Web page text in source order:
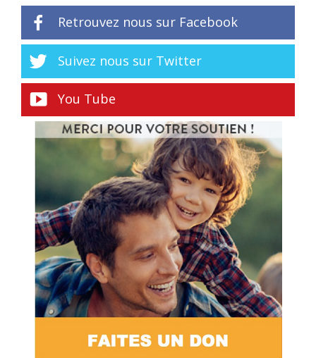
Retrouvez nous sur Facebook
Suivez nous sur Twitter
You Tube